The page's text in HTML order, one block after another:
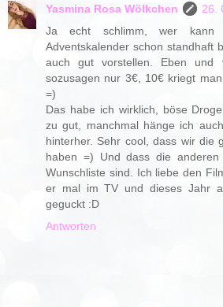
Yasmina Rosa Wölkchen
26.
Ja echt schlimm, wer
Adventskalender schon standhaft
auch gut vorstellen. Eben
sozusagen nur 3€, 10€ kriegt
=)
Das habe ich wirklich, böse
zu gut, manchmal hänge ich
hinterher. Sehr cool, dass wir die
haben =) Und dass die
Wunschliste sind. Ich liebe den
er mal im TV und dieses Jahr
geguckt :D
Antworten